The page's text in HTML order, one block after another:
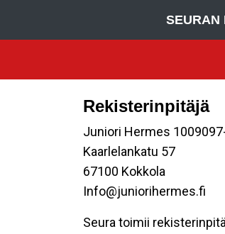
SEURAN
Rekisterinpitäjä
Juniori Hermes
Kaarlelankatu 57
67100 Kokkola
Info@juniorihermes.fi
Seura toimii